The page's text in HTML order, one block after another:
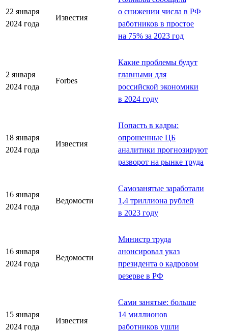
22 января
2024 года
Известия
о снижении числа в РФ
работников в простое
на 75% за 2023 год
2 января
2024 года
Forbes
Какие проблемы будут
главными для
российской экономики
в 2024 году
18 января
2024 года
Известия
Попасть в кадры:
опрошенные ЦБ
аналитики прогнозируют
разворот на рынке труда
16 января
2024 года
Ведомости
Самозанятые заработали
1,4 триллиона рублей
в 2023 году
16 января
2024 года
Ведомости
Министр труда
анонсировал указ
президента о кадровом
резерве в РФ
15 января
2024 года
Известия
Сами занятые: больше
14 миллионов
работников ушли